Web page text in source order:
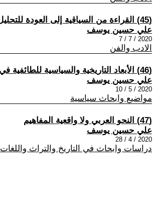
(45) القراءة من السياقية إلى العودة للتحليل النفسي
علي حسين يوسف
2020 / 7 / 7
الادب والفن
(46) الأبعاد التاريخية والسياسية للطائفية في العراق
علي حسين يوسف
2020 / 5 / 10
مواضيع وابحاث سياسية
(47) النحو العربي ولا واقعية المفاهيم
علي حسين يوسف
2020 / 4 / 28
دراسات وابحاث في التاريخ والتراث واللغات